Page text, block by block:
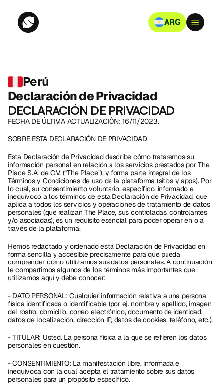
ARG
Perú
Declaración de Privacidad
DECLARACIÓN DE PRIVACIDAD
FECHA DE ÚLTIMA ACTUALIZACIÓN: 16/11/2023.
SOBRE ESTA DECLARACIÓN DE PRIVACIDAD
Esta Declaración de Privacidad describe cómo trataremos su
información personal en relación a los servicios prestados por The
Place S.A. de C.V. (“The Place”), y forma parte integral de los
Términos y Condiciones de uso de la plataforma (sitios y apps). Por
lo cual, su consentimiento voluntario, específico, informado e
inequívoco a los términos de esta Declaración de Privacidad, que
aplica a todos los servicios y operaciones de tratamiento de datos
personales (que realizan The Place, sus controladas, controlantes
y/o asociadas), es un requisito esencial para poder operar en o a
través de la plataforma.
Hemos redactado y ordenado esta Declaración de Privacidad en
forma sencilla y accesible precisamente para que pueda
comprender cómo utilizamos sus datos personales. A continuación
le compartimos algunos de los términos más importantes que
utilizamos aquí y debe conocer:
- DATO PERSONAL: Cualquier información relativa a una persona
física identificada o identificable (por ej. nombre y apellido, imagen
del rostro, domicilio, correo electrónico, documento de identidad,
datos de localización, dirección IP, datos de cookies, teléfono, etc.).
- TITULAR: Usted. La persona física a la que se refieren los datos
personales en cuestión.
- CONSENTIMIENTO: La manifestación libre, informada e
inequívoca con la cual acepta el tratamiento sobre sus datos
personales para un propósito específico.